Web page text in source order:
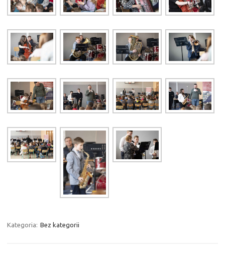
Kategoria: Bez kategorii